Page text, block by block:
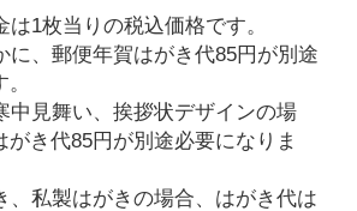
1枚当りの税込価格です。
、郵便年賀はがき代85円が別途
見舞い、挨拶状デザインの場
がき代85円が別途必要になりま
私製はがきの場合、はがき代は